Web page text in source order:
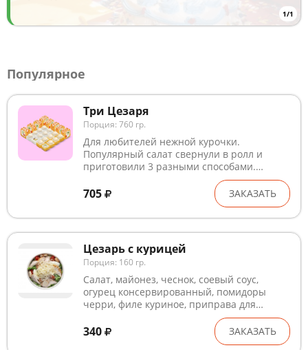
1/1
Популярное
Три Цезаря
Порция: 760 гр.
Для любителей нежной курочки.
Популярный салат свернули в ролл и
приготовили 3 разными способами.
Пробуй! Состав: Цезарь, Цезарь темпура,
Цезарь BIG *Блюда готовятся на
предприятии, где используются глютен,
лактоза, кунжут, рыба, ракообразные и
курином филе могут быть кости. Внешний
вид может незначительно отличаться от
изображения.
705 ЗАКАЗАТЬ
Цезарь с курицей
Порция: 160 гр.
Салат, майонез, чеснок, соевый соус,
огурец консервированный, помидоры
черри, филе куриное, приправа для
курицы, яйцо, сыр пармезан, гренки
340 ЗАКАЗАТЬ